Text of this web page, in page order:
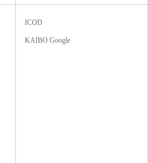
ICOD
KAIBO Google